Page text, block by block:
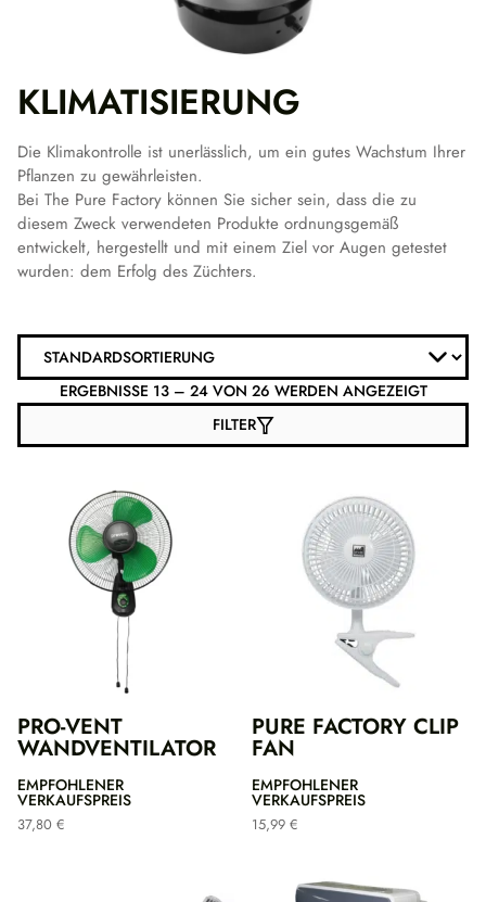
KLIMATISIERUNG
Die Klimakontrolle ist unerlässlich, um ein gutes Wachstum Ihrer
Pflanzen zu gewährleisten.
Bei The Pure Factory können Sie sicher sein, dass die zu
diesem Zweck verwendeten Produkte ordnungsgemäß
entwickelt, hergestellt und mit einem Ziel vor Augen getestet
wurden: dem Erfolg des Züchters.
ERGEBNISSE 13 – 24 VON 26 WERDEN ANGEZEIGT
FILTER
PRO-VENT
WANDVENTILATOR
EMPFOHLENER
VERKAUFSPREIS
37,80 €
PURE FACTORY CLIP
FAN
EMPFOHLENER
VERKAUFSPREIS
15,99 €